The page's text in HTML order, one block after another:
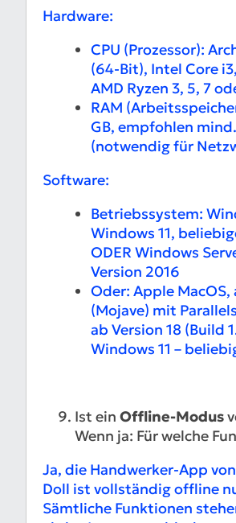
Hardware:
CPU (Prozessor):
(64-Bit), Intel Core
AMD Ryzen 3, 5, 7
RAM
GB, empfohlen
(notwendig für
Software:
Betriebssystem:
Windows 11,
ODER Windows
Version 2016
Oder: Apple MacOS,
(Mojave) mit
ab Version 18 (Build
Windows 11 –
Ist ein Offline-Modus
Wenn ja: Für welche
Ja, die Handwerker-App
Doll ist vollständig offline
Sämtliche Funktionen